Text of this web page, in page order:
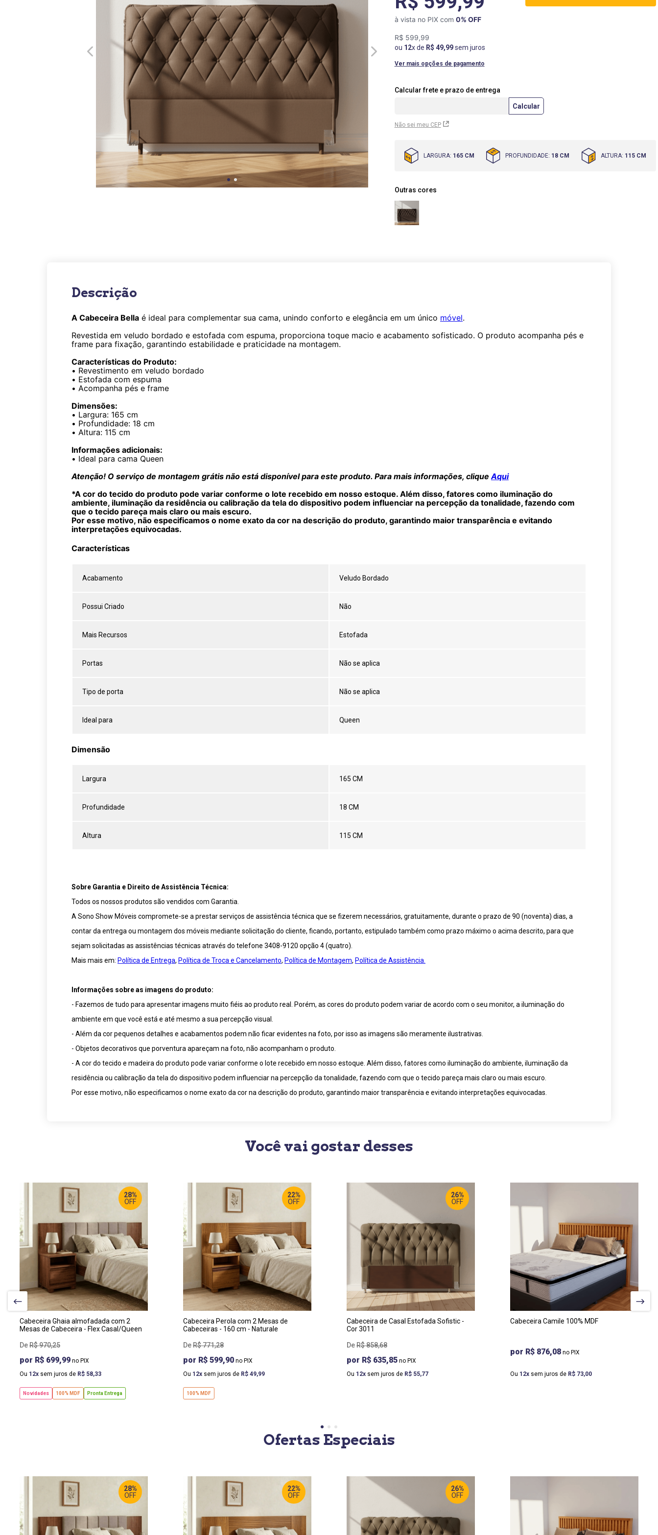
à vista no PIX com 0% OFF
R$ 599,99
ou 12x de R$ 49,99sem juros
Ver mais opções de pagamento
Não sei meu CEP
LARGURA: 165 CM PROFUNDIDADE: 18 CM ALTURA: 115 CM
Outras cores
Descrição
A Cabeceira Bella é ideal para complementar sua cama, unindo conforto e elegância em um único móvel.
Revestida em veludo bordado e estofada com espuma, proporciona toque macio e acabamento sofisticado. O produto acompanha pés e
frame para fixação, garantindo estabilidade e praticidade na montagem.
Características do Produto:
• Revestimento em veludo bordado
• Estofada com espuma
• Acompanha pés e frame
Dimensões:
• Largura: 165 cm
• Profundidade: 18 cm
• Altura: 115 cm
Informações adicionais:
• Ideal para cama Queen
Atenção! O serviço de montagem grátis não está disponível para este produto. Para mais informações, cliqueAqui
*A cor do tecido do produto pode variar conforme o lote recebido em nosso estoque. Além disso, fatores como iluminação do
ambiente, iluminação da residência ou calibração da tela do dispositivo podem influenciar na percepção da tonalidade, fazendo com
que o tecido pareça mais claro ou mais escuro.
Por esse motivo, não especificamos o nome exato da cor na descrição do produto, garantindo maior transparência e evitando
interpretações equivocadas.
Características
Acabamento Veludo Bordado
Possui Criado Não
Mais Recursos Estofada
Portas Não se aplica
Tipo de porta Não se aplica
Ideal para Queen
Dimensão
Largura 165 CM
Profundidade 18 CM
Altura 115 CM
Sobre Garantia e Direito de Assistência Técnica:
Todos os nossos produtos são vendidos com Garantia.
A Sono Show Móveis compromete-se a prestar serviços de assistência técnica que se fizerem necessários, gratuitamente, durante o prazo de 90 (noventa) dias, a
contar da entrega ou montagem dos móveis mediante solicitação do cliente, ficando, portanto, estipulado também como prazo máximo o acima descrito, para que
sejam solicitadas as assistências técnicas através do telefone 3408-9120 opção 4 (quatro).
Mais mais em: Política de Entrega, Política de Troca e Cancelamento, Política de Montagem, Política de Assistência.
Informações sobre as imagens do produto:
- Fazemos de tudo para apresentar imagens muito fiéis ao produto real. Porém, as cores do produto podem variar de acordo com o seu monitor, a iluminação do
ambiente em que você está e até mesmo a sua percepção visual.
- Além da cor pequenos detalhes e acabamentos podem não ficar evidentes na foto, por isso as imagens são meramente ilustrativas.
- Objetos decorativos que porventura apareçam na foto, não acompanham o produto.
- A cor do tecido e madeira do produto pode variar conforme o lote recebido em nosso estoque. Além disso, fatores como iluminação do ambiente, iluminação da
residência ou calibração da tela do dispositivo podem influenciar na percepção da tonalidade, fazendo com que o tecido pareça mais claro ou mais escuro.
Por esse motivo, não especificamos o nome exato da cor na descrição do produto, garantindo maior transparência e evitando interpretações equivocadas.
Você vai gostar desses
243 CM
PROF
35 CM
ALTURA:
106 CM
Cabeceira Ghaia almofadada com 2
Mesas de Cabeceira - Flex Casal/Queen
R$970,25
R$ 699,99
Ou 12 sem juros de R$ 58,33
Novidades 100% MDF Pronta Entrega
28%
OFF
LARGURA
250 CM / 270 CM
PROF
35 CM
ALTURA:
106 CM
Cabeceira Perola com 2 Mesas de
Cabeceiras - 160 cm - Naturale
R$771,28
R$ 599,90
Ou 12 sem juros de R$ 49,99
100% MDF
22%
OFF
LARGURA :
ALTURA:
128 CM
Cabeceira de Casal Estofada Sofistic -
Cor 3011
R$858,68
R$ 635,85
Ou 12 sem juros de R$ 55,77
26%
OFF
LARGURA
180 CM
PROF:
6 CM
ALTURA:
122 CM
Cabeceira Camile 100% MDF
R$ 876,08
Ou 12 sem juros de R$ 73,00
Ofertas Especiais
28%
OFF
22%
OFF
26%
OFF
10º cômoda